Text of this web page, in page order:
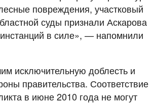
повреждения, участковый
суды признали Аскарова
в силе», — напомнили
исключительную доблесть и
правительства. Соответствие
в июне 2010 года не могут